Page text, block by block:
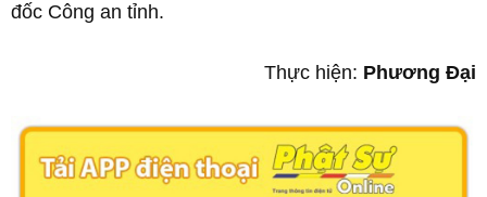
đốc Công an tỉnh.
Thực hiện: Phương Đại